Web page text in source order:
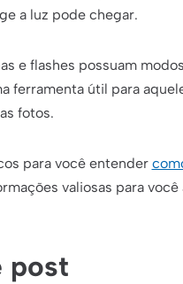
a luz pode chegar.
e flashes possuam
ferramenta útil para
fotos.
para você entender
valiosas para
post